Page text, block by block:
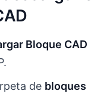
Bloque CAD
de bloques